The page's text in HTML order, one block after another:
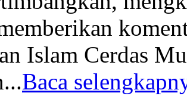
Islam Cerdas
Baca